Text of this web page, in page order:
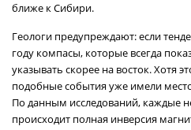
ближе к Сибири.
Геологи предупреждают: если
году компасы, которые всегда
указывать скорее на восток. Хотя
подобные события уже имели
По данным исследований, каждые
происходит полная инверсия